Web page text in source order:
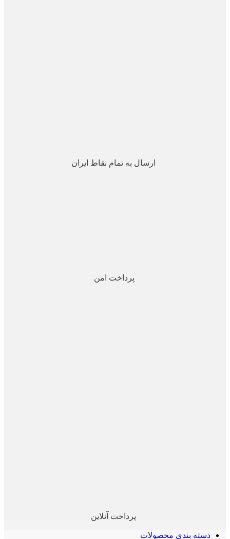
ارسال به تمام نقاط ایران
پرداخت امن
پرداخت آنلاین
دسته بندی محصولات